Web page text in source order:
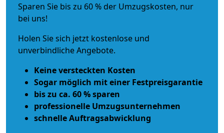
Sparen Sie bis zu 60 % der Umzugskosten, nur
bei uns!
Holen Sie sich jetzt kostenlose und
unverbindliche Angebote.
Keine versteckten Kosten
Sogar möglich mit einer Festpreisgarantie
bis zu ca. 60 % sparen
professionelle Umzugsunternehmen
schnelle Auftragsabwicklung